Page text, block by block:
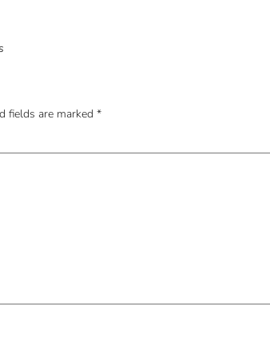
fields are marked *